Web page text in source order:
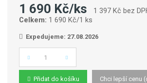
1 690 Kč/ks
1 397 Kč bez
Celkem: 1 690 Kč/1 ks
Expedujeme: 27.08.2026
Počet
Přidat do košíku Chci lepší cenu